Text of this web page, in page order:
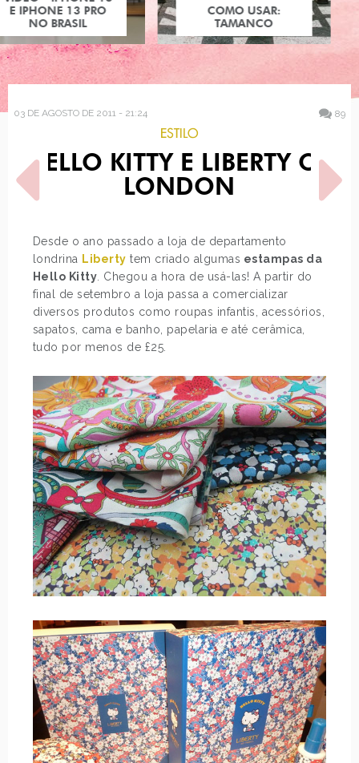
COMO USAR:
TAMANCO
03 DE AGOSTO DE 2011 - 21:24 89
ESTILO
HELLO KITTY E LIBERTY OF
LONDON
Desde o ano passado a loja de departamento
londrina Liberty tem criado algumas estampas da
Hello Kitty . Chegou a hora de usá-las! A partir do
final de setembro a loja passa a comercializar
diversos produtos como roupas infantis, acessórios,
sapatos, cama e banho, papelaria e até cerâmica,
tudo por menos de £25.
POST ANTERIOR
FRANÇOIS ROBERT
PRÓXIMO POST
THE SIMS SOCIAL, O THE
SIMS DO FACEBOOK